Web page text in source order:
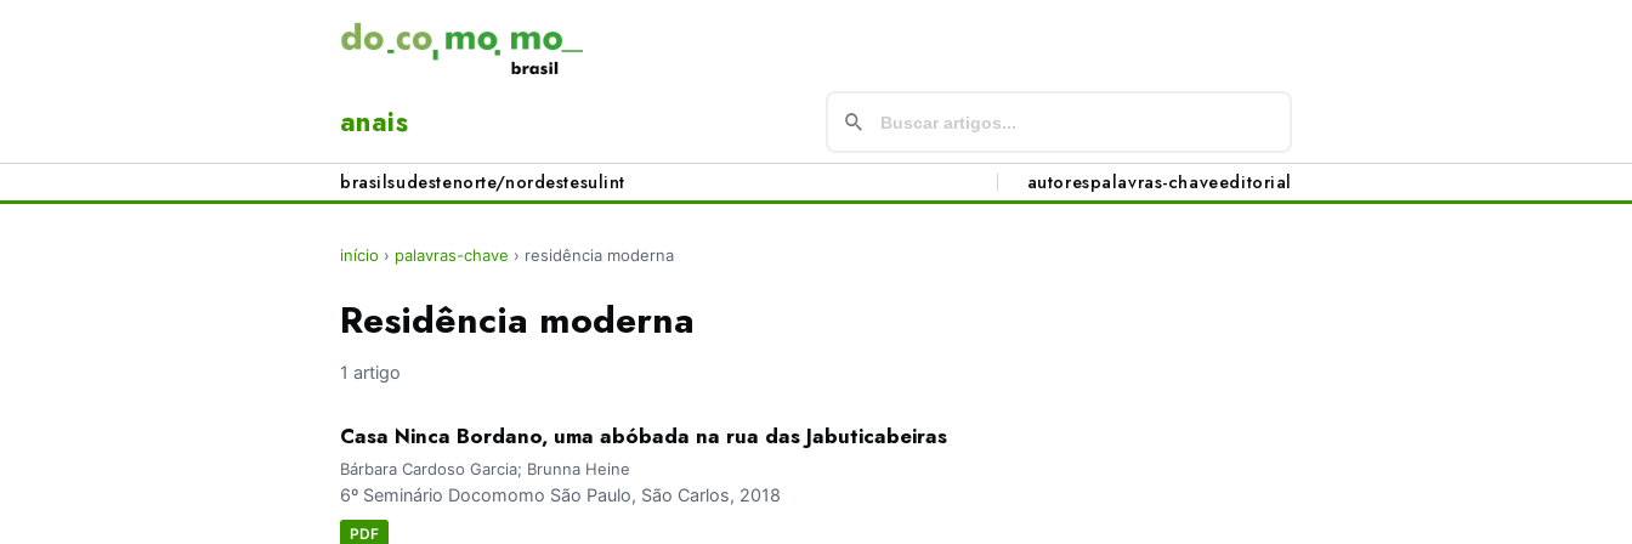
anais
brasilsudestenorte/nordestesulint autorespalavras-chaveeditorial
início › palavras-chave › residência moderna
Residência moderna
1 artigo
Casa Ninca Bordano, uma abóbada na rua das Jabuticabeiras
Bárbara Cardoso Garcia; Brunna Heine
6º Seminário Docomomo São Paulo, São Carlos, 2018
PDF